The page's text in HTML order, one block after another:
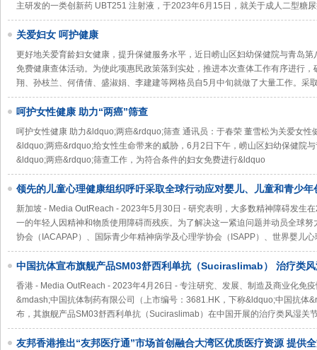
主研发的一类创新药 UBT251 注射液，于2023年6月15日，就关于成人二型糖
关爱妇女 呵护健康
更好地关爱育龄妇女健康，提升保健服务水平，近日崂山区妇幼保健院与青岛
免费健康查体活动。为使此项惠民政策落到实处，推进本次查体工作有序进行
翔、孙枝兰、何倩倩、盛淑娟、李建建等网格员自5月中旬就做了大量工作。采
呵护女性健康 助力“两癌”筛查
呵护女性健康 助力&ldquo;两癌&rdquo;筛查 通讯员：于春荣 董雪松为关爱女性
&ldquo;两癌&rdquo;给女性生命带来的威胁，6月2日下午，崂山区妇幼保健院
&ldquo;两癌&rdquo;筛查工作，为符合条件的妇女免费进行&ldquo
领先的儿童心理健康组织呼吁采取全球行动应对婴儿、儿童和青少年
新加坡 - Media OutReach - 2023年5月30日 - 研究表明，大多数精神障碍发生
一的年轻人因精神和物质使用障碍而残疾。为了解决这一紧迫问题并动员全球
协会（IACAPAP）、国际青少年精神病学及心理学协会（ISAPP）、世界婴儿
中国抗体宣布旗舰产品SM03舒西利单抗（Suciraslimab） 治疗类
验达到主要研究终点
香港 - Media OutReach - 2023年4月26日 - 专注研究、发展、制造及商业化免
&mdash;中国抗体制药有限公司（上市编号：3681.HK，下称&ldquo;中国抗体
布，其旗舰产品SM03舒西利单抗（Suciraslimab）在中国开展的治疗类风湿关
友邦香港推出“友邦医疗通”市场首创融合大湾区优质医疗资源 提供